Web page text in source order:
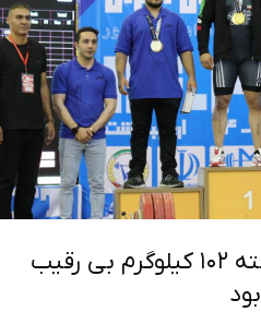
فرهاد قلی‌زاده در دسته ۱۰۲ کیلوگرم بی رقیب
بود